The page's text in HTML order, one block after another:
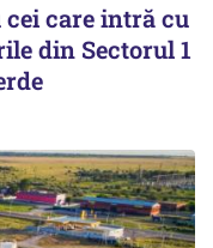
care intră cu
din Sectorul 1